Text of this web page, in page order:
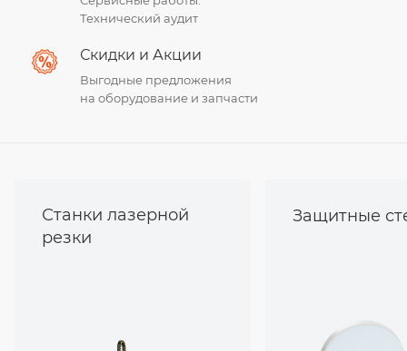
Технический аудит
Скидки и Акции
Выгодные предложения
на оборудование и запчасти
Станки лазерной
резки
Защитные